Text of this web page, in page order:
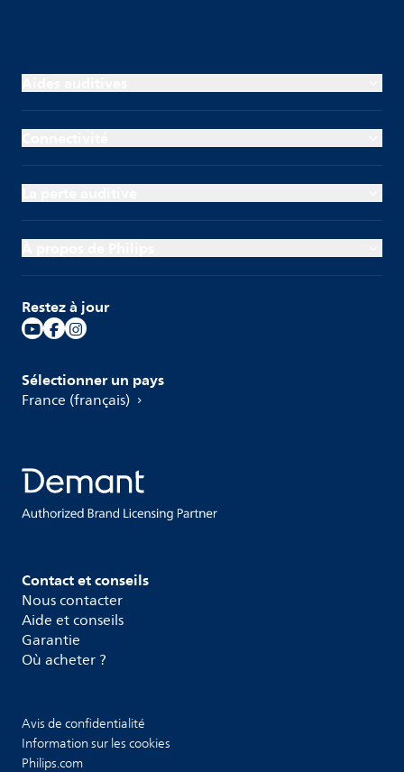
Contact et conseils
Nous contacter
Aide et conseils
Garantie
Où acheter ?
Restez à jour
Sélectionner un pays
France (français)
Avis de confidentialité
Information sur les cookies
Philips.com